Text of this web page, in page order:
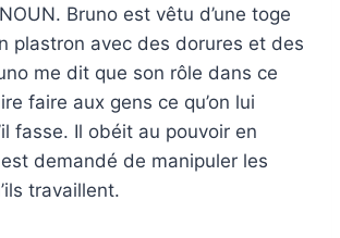
Bruno est vêtu d’une toge
plastron avec des dorures et des
me dit que son rôle dans ce
faire aux gens ce qu’on lui
fasse. Il obéit au pouvoir en
demandé de manipuler les
travaillent.